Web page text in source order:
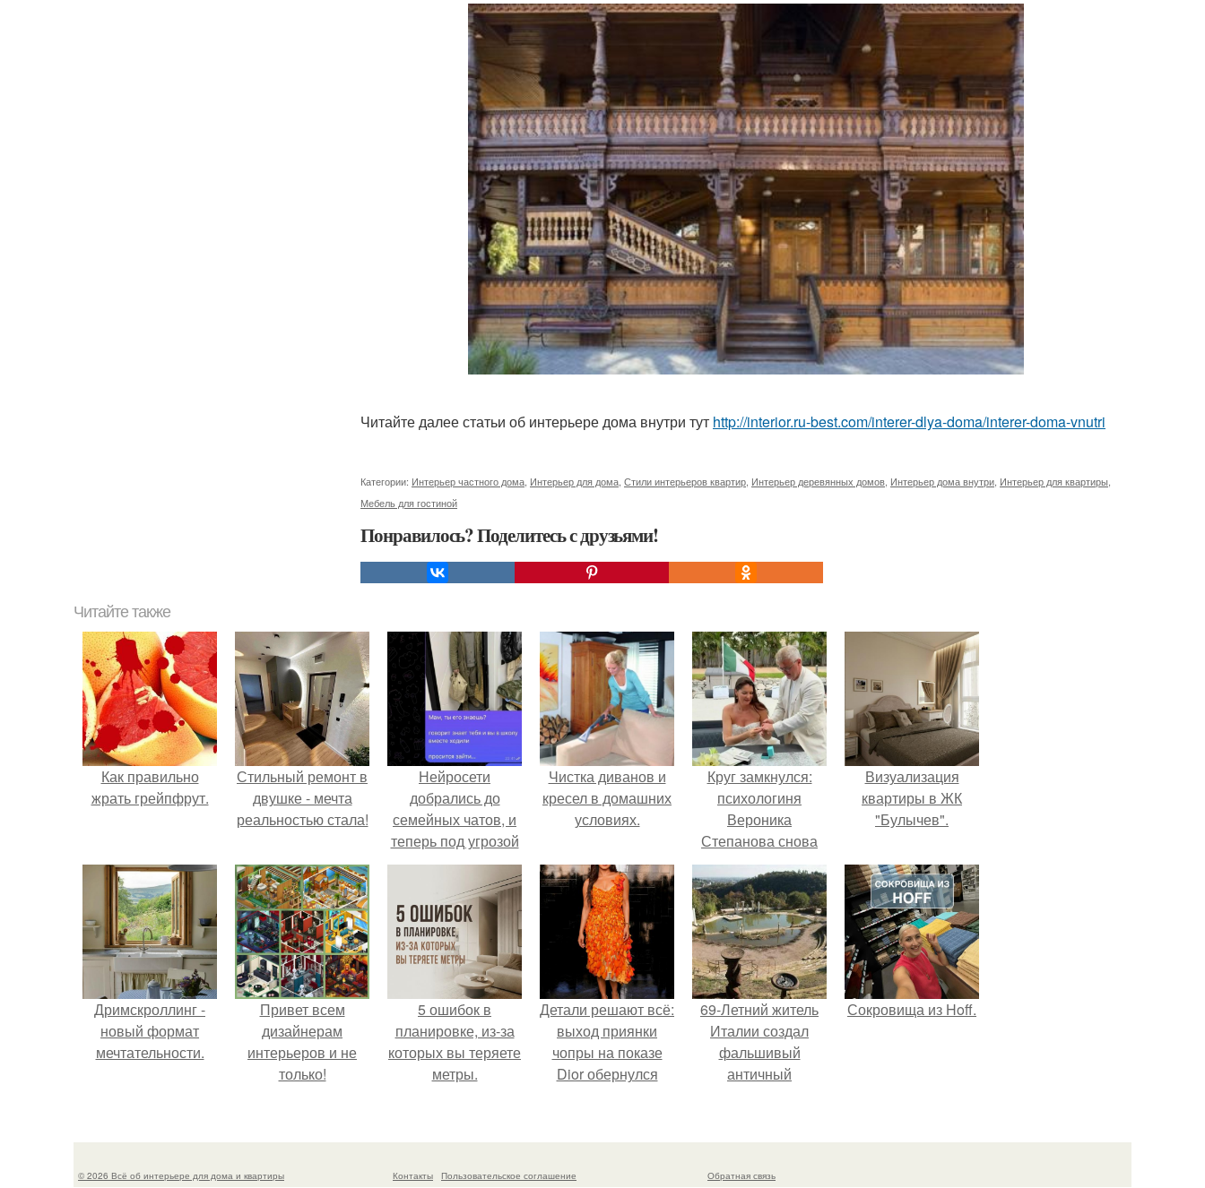
Читайте далее статьи об интерьере дома внутри тут http://interior.ru-best.com/interer-dlya-doma/interer-doma-vnutri
Категории: Интерьер частного дома, Интерьер для дома, Стили интерьеров квартир, Интерьер деревянных домов, Интерьер дома внутри, Интерьер для квартиры,
Мебель для гостиной
Понравилось? Поделитесь с друзьями!
Читайте также
Как правильно
жрать грейпфрут.
Стильный ремонт в
двушке - мечта
реальностью стала!
Нейросети
добрались до
семейных чатов, и
теперь под угрозой
мамины нервы.
Чистка диванов и
кресел в домашних
условиях.
Круг замкнулся:
психологиня
Вероника
Степанова снова
вышла замуж за
собственного
бывшего мужа.
Визуализация
квартиры в ЖК
"Булычев".
Дримскроллинг -
новый формат
мечтательности.
Привет всем
дизайнерам
интерьеров и не
только!
5 ошибок в
планировке, из-за
которых вы теряете
метры.
Детали решают всё:
выход приянки
чопры на показе
Dior обернулся
пошива.
69-Летний житель
Италии создал
фальшивый
античный
успешно выдавал
историческое
Сокровища из Hoff.
© 2026 Всё об интерьере для дома и квартиры Контакты Пользовательское соглашение Обратная связь